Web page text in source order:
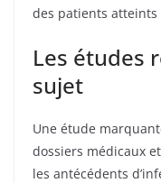
des patients atteints
Les études
sujet
Une étude
dossiers médicaux
les antécédents